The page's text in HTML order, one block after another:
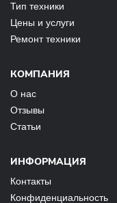
Тип техники
Цены и услуги
Ремонт техники
КОМПАНИЯ
О нас
Отзывы
Статьи
ИНФОРМАЦИЯ
Контакты
Конфиденциальность